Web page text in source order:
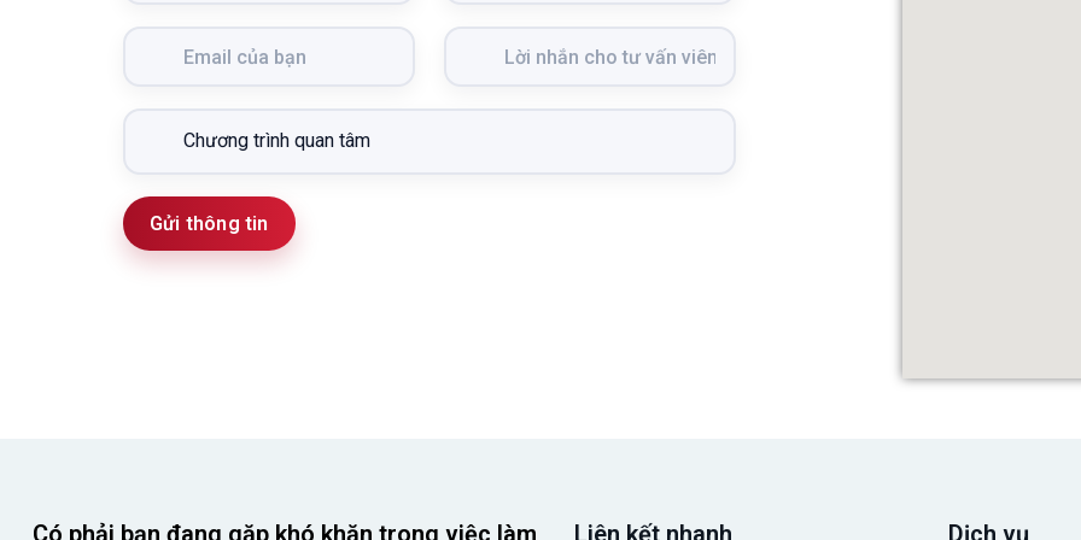
Gửi thông tin
Có phải bạn đang gặp khó khăn trong việc làm Liên kết nhanh Dịch vụ